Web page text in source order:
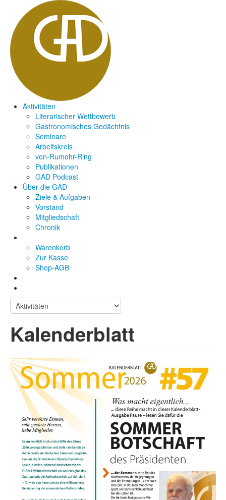
Aktivitäten
Literarischer Wettbewerb
Gastronomisches Gedächtnis
Seminare
Arbeitskreis
von-Rumohr-Ring
Publikationen
GAD Podcast
Über die GAD
Ziele & Aufgaben
Vorstand
Mitgliedschaft
Chronik
Warenkorb
Zur Kasse
Shop-AGB
Kalenderblatt